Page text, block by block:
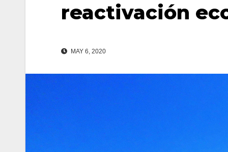
reactivación
MAY 6, 2020